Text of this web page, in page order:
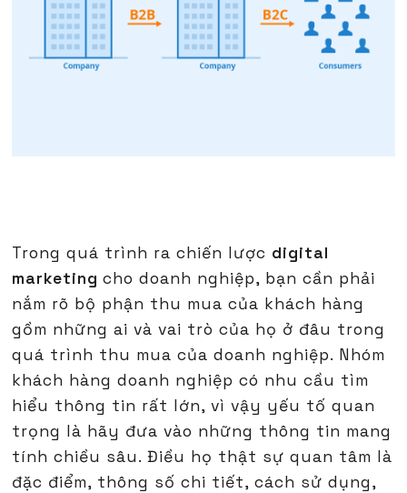
Trong quá trình ra chiến lược digital
marketingcho doanh nghiệp, bạn cần phải
nắm rõ bộ phận thu mua của khách hàng
gồm những ai và vai trò của họ ở đâu trong
quá trình thu mua của doanh nghiệp. Nhóm
khách hàng doanh nghiệp có nhu cầu tìm
hiểu thông tin rất lớn, vì vậy yếu tố quan
trọng là hãy đưa vào những thông tin mang
tính chiều sâu. Điều họ thật sự quan tâm là
đặc điểm, thông số chi tiết, cách sử dụng,